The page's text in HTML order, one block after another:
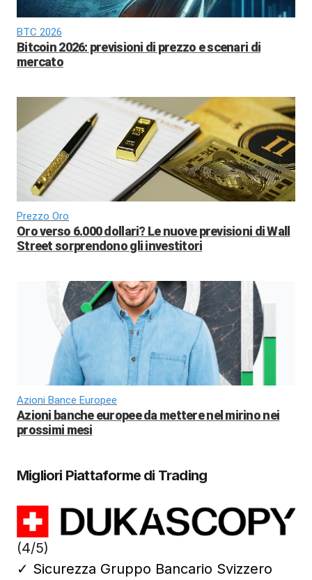
BTC 2026
Bitcoin 2026: previsioni di prezzo e scenari di
mercato
Prezzo Oro
Oro verso 6.000 dollari? Le nuove previsioni di Wall
Street sorprendono gli investitori
Azioni Bance Europee
Azioni banche europee da mettere nel mirino nei
prossimi mesi
Migliori Piattaforme di Trading
(4/5)
✓ Sicurezza Gruppo Bancario Svizzero